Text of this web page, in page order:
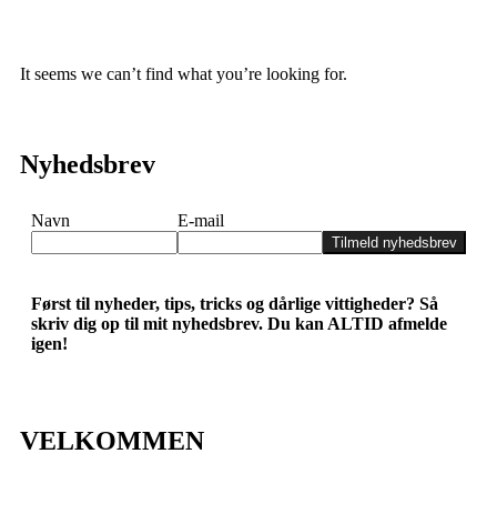
It seems we can’t find what you’re looking for.
Nyhedsbrev
Navn E-mail
Tilmeld nyhedsbrev
Først til nyheder, tips, tricks og dårlige vittigheder? Så
skriv dig op til mit nyhedsbrev. Du kan ALTID afmelde
igen!
VELKOMMEN